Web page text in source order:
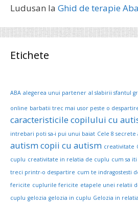
Ludusan la Ghid de terapie
Etichete
ABA alegerea unui partener al slabirii sfantul
online barbatii trec mai usor peste o
caracteristicile copilului cu
intrebari poti sa-i pui unui baiat Cele 8
autismcopii cu autism creativitate
cuplu creativitate in relatia de cuplu cum sa
treci printr-o despartire cum te indragostesti
fericite cuplurile fericite etapele unei relatii
cuplu gelozia gelozia in cuplu Gelozia in